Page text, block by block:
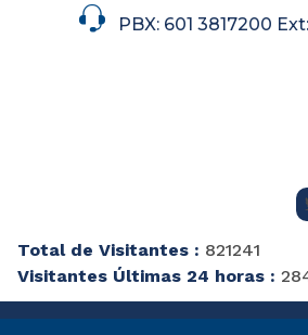
PBX: 601 3817200
Total de Visitantes : 821241
Visitantes Últimas 24 horas :